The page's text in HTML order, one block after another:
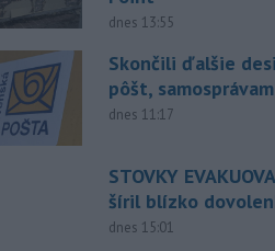
dnes 13:55
Skončili ďalšie
pôšt,
dnes 11:17
STOVKY
šíril blízko
dnes 15:01